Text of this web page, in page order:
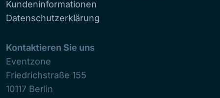
Kundeninformationen
Datenschutzerklärung
Kontaktieren Sie uns
Eventzone
Friedrichstraße 155
10117 Berlin